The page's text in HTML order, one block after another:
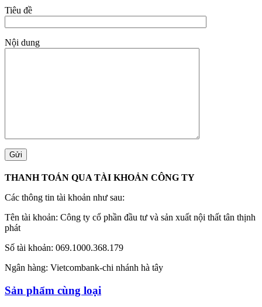
Tiêu đề
Nội dung
THANH TOÁN QUA TÀI KHOẢN CÔNG TY
Các thông tin tài khoản như sau:
Tên tài khoản: Công ty cổ phần đầu tư và sản xuất nội thất tân thịnh
phát
Số tài khoản: 069.1000.368.179
Ngân hàng: Vietcombank-chi nhánh hà tây
Sản phẩm cùng loại